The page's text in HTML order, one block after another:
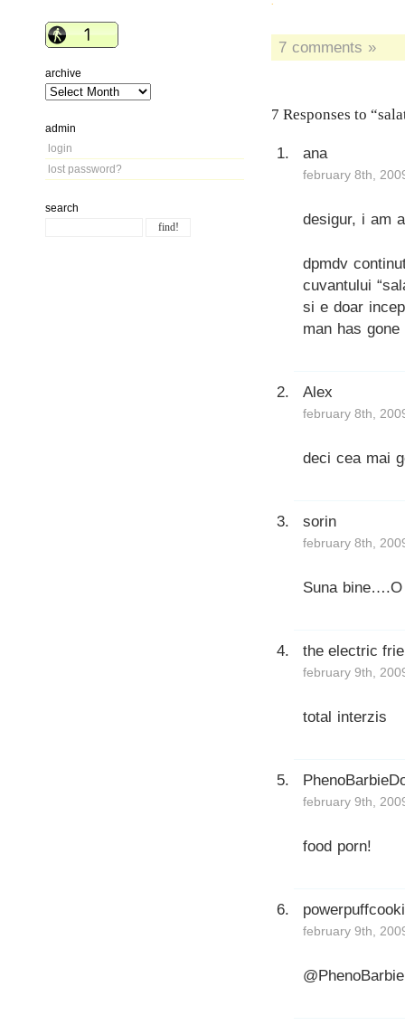
archive
admin
login
lost password?
search
7 comments »
7 Responses to
ana
february 8th,
desigur, i am
dpmdv
cuvantului
si e doar
man has
Alex
february 8th,
deci cea mai
sorin
february 8th,
Suna
the electric
february 9th,
total interzis
february 9th,
food porn!
february 9th,